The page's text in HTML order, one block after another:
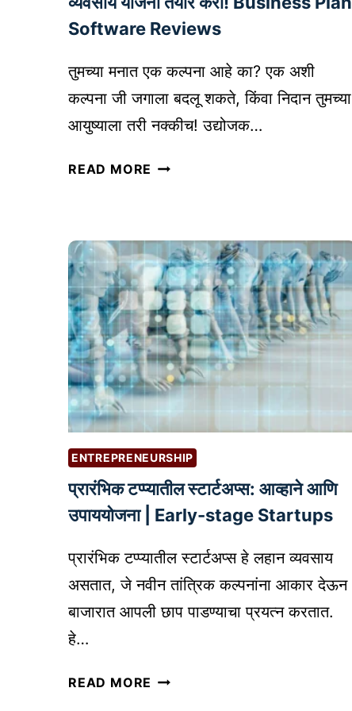
C
E
यो
ग्य
ई
ट
फॉ
र्म
क
सा
नि
डा
वा
Software Reviews
तुमच्या मनात एक कल्पना आहे का? एक अशी
कल्पना जी जगाला बदलू शकते, किंवा निदान तुमच्या
आयुष्याला तरी नक्कीच! उद्योजक…
READ MORE य
ज
क
ते
ची
सु
रु
वा
ए
क
प्रॅ
क
व्य
व
यो
ENTREPRENEURSHIP
प्रारंभिक टप्प्यातील स्टार्टअप्स: आव्हाने आणि
उपाययोजना | Early-stage Startups
प्रारंभिक टप्प्यातील स्टार्टअप्स हे लहान व्यवसाय
असतात, जे नवीन तांत्रिक कल्पनांना आकार देऊन
बाजारात आपली छाप पाडण्याचा प्रयत्न करतात.
हे…
READ MORE प्रा